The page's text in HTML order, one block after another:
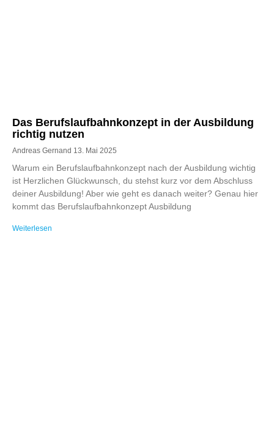
Das Berufslaufbahnkonzept in der Ausbildung
richtig nutzen
Andreas Gernand 13. Mai 2025
Warum ein Berufslaufbahnkonzept nach der Ausbildung wichtig
ist Herzlichen Glückwunsch, du stehst kurz vor dem Abschluss
deiner Ausbildung! Aber wie geht es danach weiter? Genau hier
kommt das Berufslaufbahnkonzept Ausbildung
Weiterlesen